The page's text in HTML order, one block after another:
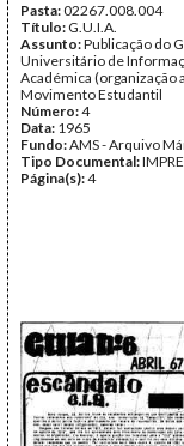
Pasta:02267.008.004
Título: G.U.I.A.
Assunto:Publicação do
Universitário de
Académica (organização
Movimento Estudantil
Número:4
Data: 1965
Fundo:AMS - Arquivo
Tipo Documental:
Página(s):4